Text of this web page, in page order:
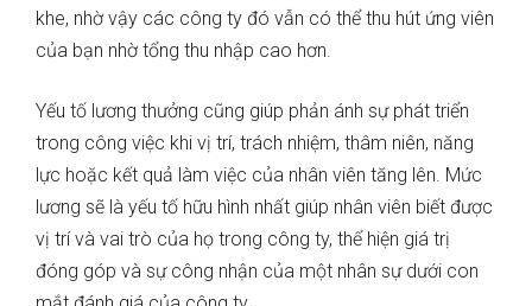
khe, nhờ vậy các công ty đó vẫn có thể thu hút ứng viên
của bạn nhờ tổng thu nhập cao hơn.
Yếu tố lương thưởng cũng giúp phản ánh sự phát triển
trong công việc khi vị trí, trách nhiệm, thâm niên, năng
lực hoặc kết quả làm việc của nhân viên tăng lên. Mức
lương sẽ là yếu tố hữu hình nhất giúp nhân viên biết được
vị trí và vai trò của họ trong công ty, thể hiện giá trị
đóng góp và sự công nhận của một nhân sự dưới con